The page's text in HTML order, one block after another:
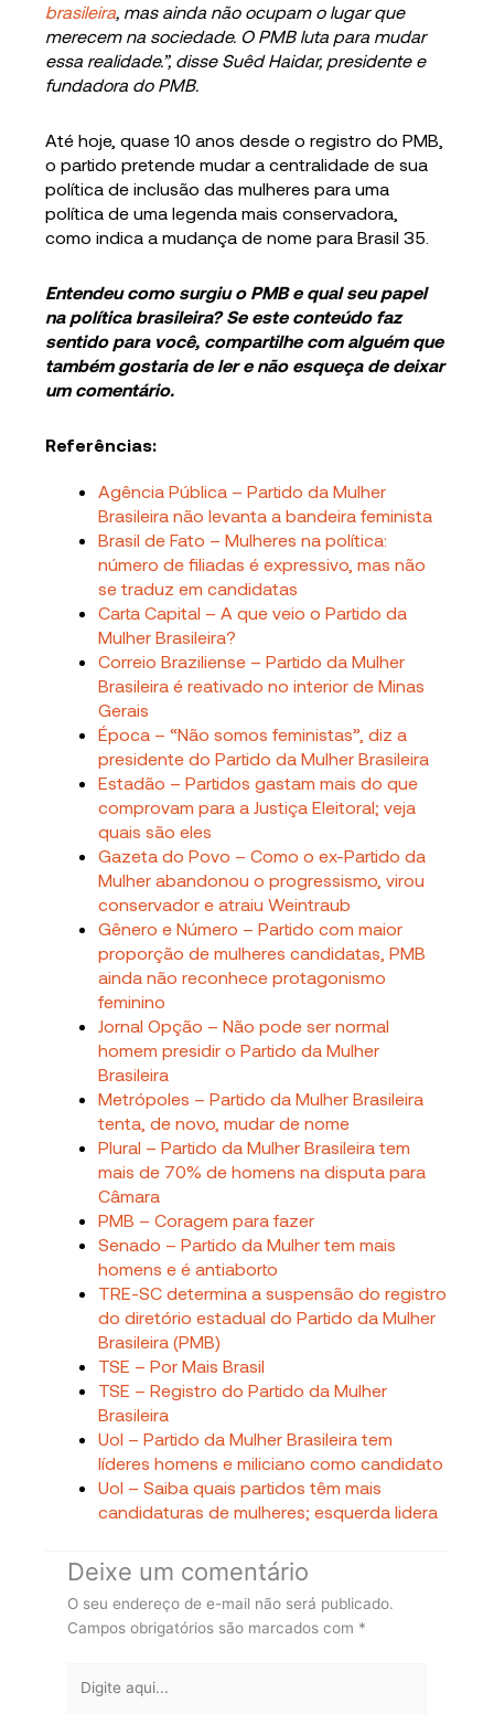
brasileira, mas ainda não ocupam o lugar que
merecem na sociedade. O PMB luta para mudar
essa realidade.”, disse Suêd Haidar, presidente e
fundadora do PMB.
Até hoje, quase 10 anos desde o registro do PMB,
o partido pretende mudar a centralidade de sua
política de inclusão das mulheres para uma
política de uma legenda mais conservadora,
como indica a mudança de nome para Brasil 35.
Entendeu como surgiu o PMB e qual seu papel
na política brasileira? Se este conteúdo faz
sentido para você, compartilhe com alguém que
também gostaria de ler e não esqueça de deixar
um comentário.
Referências:
Agência Pública – Partido da Mulher
Brasileira não levanta a bandeira feminista
Brasil de Fato – Mulheres na política:
número de filiadas é expressivo, mas não
se traduz em candidatas
Carta Capital – A que veio o Partido da
Mulher Brasileira?
Correio Braziliense – Partido da Mulher
Brasileira é reativado no interior de Minas
Gerais
Época – “Não somos feministas”, diz a
presidente do Partido da Mulher Brasileira
Estadão – Partidos gastam mais do que
comprovam para a Justiça Eleitoral; veja
quais são eles
Gazeta do Povo – Como o ex-Partido da
Mulher abandonou o progressismo, virou
conservador e atraiu Weintraub
Gênero e Número – Partido com maior
proporção de mulheres candidatas, PMB
ainda não reconhece protagonismo
feminino
Jornal Opção – Não pode ser normal
homem presidir o Partido da Mulher
Brasileira
Metrópoles – Partido da Mulher Brasileira
tenta, de novo, mudar de nome
Plural – Partido da Mulher Brasileira tem
mais de 70% de homens na disputa para
Câmara
PMB – Coragem para fazer
Senado – Partido da Mulher tem mais
homens e é antiaborto
TRE-SC determina a suspensão do registro
do diretório estadual do Partido da Mulher
Brasileira (PMB)
TSE – Por Mais Brasil
TSE – Registro do Partido da Mulher
Brasileira
Uol – Partido da Mulher Brasileira tem
líderes homens e miliciano como candidato
Uol – Saiba quais partidos têm mais
candidaturas de mulheres; esquerda lidera
Deixe um comentário
O seu endereço de e-mail não será publicado.
Campos obrigatórios são marcados com *
aqui...